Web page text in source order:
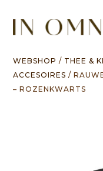
WEBSHOP / THEE &
ACCESOIRES /
– ROZENKWARTS